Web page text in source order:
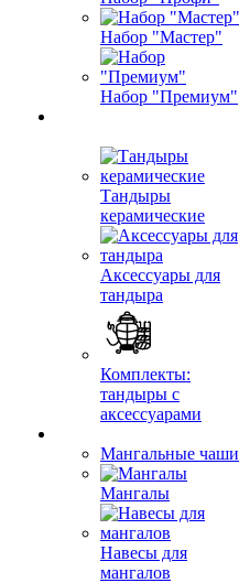
Набор "Мастер"
Набор "Премиум"
Тандыры
керамические
Аксессуары для
тандыра
Комплекты:
тандыры с
аксессуарами
Мангальные чаши
Мангалы
Навесы для
мангалов